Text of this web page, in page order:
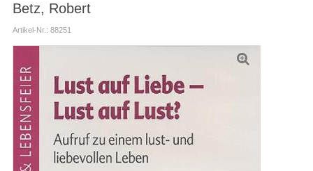
Betz, Robert
Artikel-Nr.: 88251